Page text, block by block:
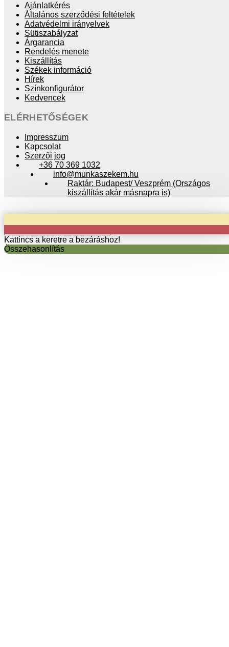
Ajánlatkérés
Általános szerződési feltételek
Adatvédelmi irányelvek
Sütiszabályzat
Árgarancia
Rendelés menete
Kiszállítás
Székek információ
Hírek
Színkonfigurátor
Kedvencek
ELÉRHETŐSÉGEK
Impresszum
Kapcsolat
Szerzői jog
+36 70 369 1032
info@munkaszekem.hu
Raktár: Budapest/ Veszprém (Országos
kiszállítás akár másnapra is)
Kattincs a keretre a bezáráshoz!
Összehasonlítás